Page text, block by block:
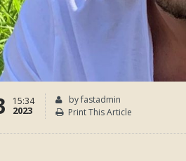
15:34
2023
by fastadmin
Print This Article